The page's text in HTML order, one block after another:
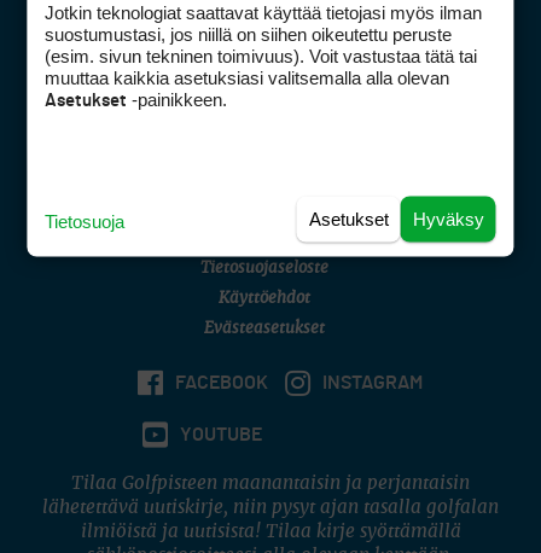
Golfpisteen yhteystiedot
DSA avoimuusraportti
Asiakaspalvelu
(digi) digi@otavamedia.fi
Tietosuojaseloste
Käyttöehdot
Evästeasetukset
FACEBOOK INSTAGRAM
YOUTUBE
Tilaa Golfpisteen maanantaisin ja perjantaisin
lähetettävä uutiskirje, niin pysyt ajan tasalla golfalan
ilmiöistä ja uutisista! Tilaa kirje syöttämällä
Jotkin teknologiat saattavat käyttää tietojasi myös ilman
suostumustasi, jos niillä on siihen oikeutettu peruste
(esim. sivun tekninen toimivuus). Voit vastustaa tätä tai
muuttaa kaikkia asetuksiasi valitsemalla alla olevan
Asetukset -painikkeen.
Hyväksy
Asetukset
Tietosuoja